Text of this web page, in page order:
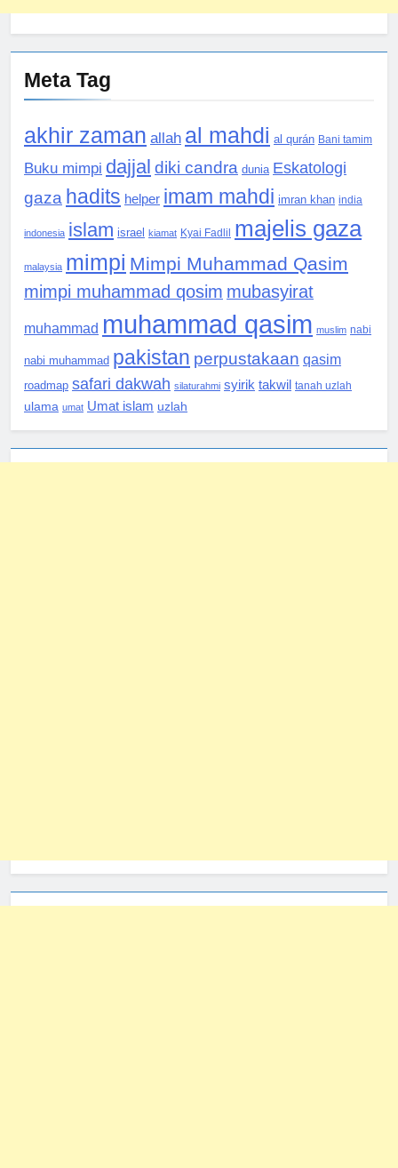
Meta Tag
akhir zaman allah al mahdi al qurán Bani tamim
Buku mimpi dajjal diki candra dunia Eskatologi
gaza hadits helper imam mahdi imran khan india
indonesia islam israel kiamat Kyai Fadlil majelis gaza
malaysia mimpi Mimpi Muhammad Qasim
mimpi muhammad qosim mubasyirat
muhammad muhammad qasim muslim nabi
nabi muhammad pakistan perpustakaan qasim
roadmap safari dakwah silaturahmi syirik takwil tanah uzlah
ulama umat Umat islam uzlah